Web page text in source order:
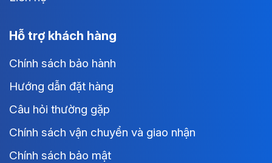
Hỗ trợ khách hàng
Chính sách bảo hành
Hướng dẫn đặt hàng
Câu hỏi thường gặp
Chính sách vận chuyển và giao nhận
Chính sách bảo mật